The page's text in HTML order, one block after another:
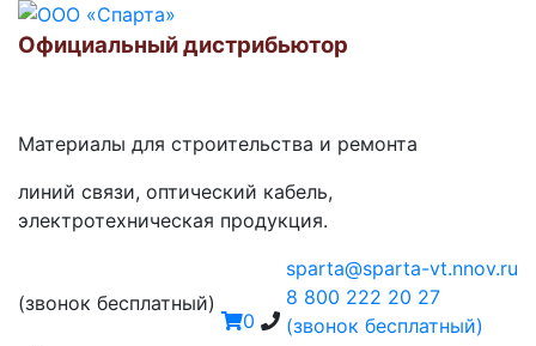
Официальный дистрибьютор
Материалы для строительства и ремонта
линий связи, оптический кабель,
электротехническая продукция.
(звонок бесплатный)
0
sparta@sparta-vt.nnov.ru
8 800 222 20 27
(звонок бесплатный)